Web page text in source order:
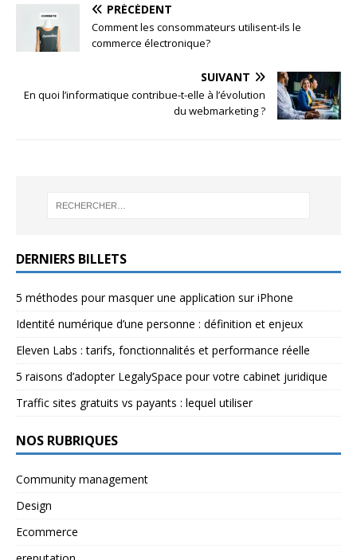
PRÉCÉDENT
Comment les consommateurs utilisent-ils le
commerce électronique?
SUIVANT
En quoi l’informatique contribue-t-elle à l’évolution
du webmarketing ?
DERNIERS BILLETS
5 méthodes pour masquer une application sur iPhone
Identité numérique d’une personne : définition et enjeux
Eleven Labs : tarifs, fonctionnalités et performance réelle
5 raisons d’adopter LegalySpace pour votre cabinet juridique
Traffic sites gratuits vs payants : lequel utiliser
NOS RUBRIQUES
Community management
Design
Ecommerce